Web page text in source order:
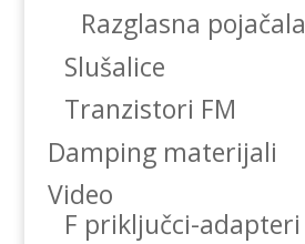
Razglasna pojačala
Slušalice
Tranzistori FM
Damping materijali
Video
F priključci-adapteri